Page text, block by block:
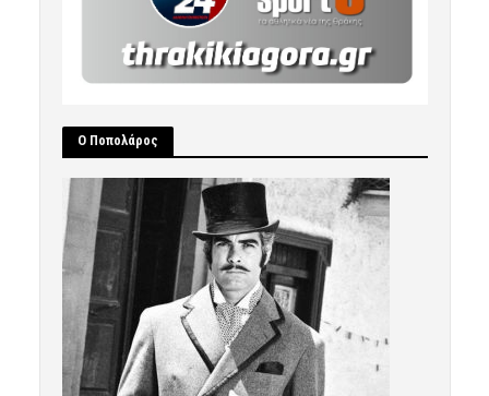
Ο Ποπολάρος